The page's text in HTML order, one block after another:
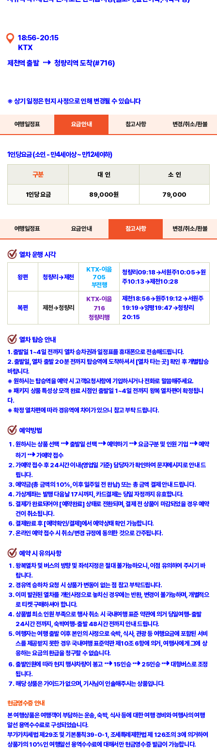
18:56-20:15
KTX
제천역 출발 ⇢ 청량리역 도착(#716)
※ 상기 일정은 현지 사정으로 인해 변경될 수 있습니다
여행일정표 요금안내 참고사항 변경/취소/환불
1인당요금 (소인 - 만4세이상 ~ 만12세이하)
구분 대 인 소 인
1인당 요금 89,000원 79,000
여행일정표 요금안내 참고사항 변경/취소/환불
열차 운행 시각
왕편 청량리→제천
KTX-이음
705
부전행
청량리09:18→서원주10:05→원
주10:13→제천10:28
복편 제천→청량리
KTX-이음
716
청량리행
제천18:56→원주19:12→서원주
19:19→양평19:47→청량리
20:15
열차 탑승 안내
1. 출발일 1~4일 전까지 열차 승차권과 일정표를 휴대폰으로 전송해드립니다.
2. 출발일, 열차 출발 20분 전까지 탑승역에 도착하셔서 [열차 타는 곳] 확인 후 개별탑승
바랍니다.
※원하시는 탑승역을 예약 시 고객요청사항에 기입하시거나 전화로 말씀해주세요.
※ 패키지 상품 특성상 모객 완료 시점인 출발일 1~4일 전까지 왕복 열차편이 확정됩니
다.
※확정 열차편에 따라 경유역에 차이가 있으니 참고 부탁 드립니다.
예약방법
원하시는 상품 선택 ⇢출발일 선택 ⇢예약하기 ⇢요금구분 및 인원 기입 ⇢예약
하기 ⇢가예약 접수
가예약 접수 후 24시간 이내(영업일 기준) 담당자가 확인하여 문자메시지로 안내 드
립니다.
예약금(총 금액의 10%, 이후 일주일 전 완납) 또는 총 금액 결제 안내 드립니다.
가상계좌는 발행 다음날 17시까지, 카드결제는 당일 자정까지 유효합니다.
결제가 완료되어야 [예약완료] 상태로 전환되며, 결제 전 상품이 마감되었을 경우 예약
건이 취소됩니다.
결제완료 후 [예약확인/결제]에서 예약상태 확인 가능합니다.
온라인 예약 접수 시 취소/변경 규정에 동의한 것으로 간주됩니다.
예약 시 유의사항
왕복열차 및 버스의 방향 및 좌석지정은 절대 불가능하오니, 이점 유의하여 주시기 바
랍니다.
경유역 승하차 요청 시 상품가 변동이 없는 점 참고 부탁드립니다.
이미 발권된 열차를 개인사정으로 놓치신 경우에는 반환, 변경이 불가능하며,개별적으
로 티켓 구매하셔야 합니다.
상품별 최소 인원 부족으로 행사 취소 시 국내여행 표준 약관에 의거 당일여행-출발
24시간 전까지, 숙박여행-출발 48시간 전까지 안내 드립니다.
여행자는 여행 출발 이후 본인의 사정으로 숙박, 식사, 관광 등 여행요금에 포함된 서비
스를 제공받지 못한 경우국내여행 표준약관 제10조 6항에 의거, 여행사에게 그에 상
응하는 요금의 환급을 청구할 수 없습니다.
출발인원에 따라 현지 행사차량이 봉고 ⇢15인승 ⇢25인승 ⇢대형버스로 조정
됩니다.
해당 상품은 가이드가 없으며, 기사님이 인솔해주시는 상품입니다.
현금영수증 안내
본 여행상품은 여행객이 부담하는 운송, 숙박, 식사 등에 대한 여행 경비와 여행사의 여행
알선 용역수수료로 구성되었습니다.
부가가치세법 제29조 및 기본통칙39-0-1, 조세특례제한법 제 126조의 3에 의거하여
상품가의 10%인 여행알선 용역수수료에 대해서만 현금영수증 발급이 가능합니다.